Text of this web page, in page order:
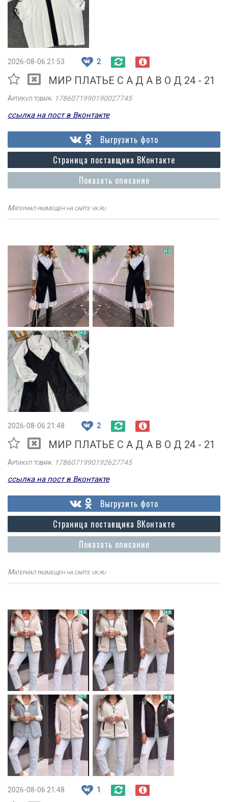
2026-08-06 21:53 2
МИР ПЛАТЬЕ С А Д А В О Д 24 - 21
Артикул товара: 1786071990190027745
ссылка на пост в Вконтакте
Показать описание
Страница поставщика ВКонтакте
Выгрузить фото
Материал размещен на сайте vk.ru
2026-08-06 21:48 2
МИР ПЛАТЬЕ С А Д А В О Д 24 - 21
Артикул товара: 1786071990192627745
ссылка на пост в Вконтакте
Показать описание
Страница поставщика ВКонтакте
Выгрузить фото
Материал размещен на сайте vk.ru
2026-08-06 21:48 1